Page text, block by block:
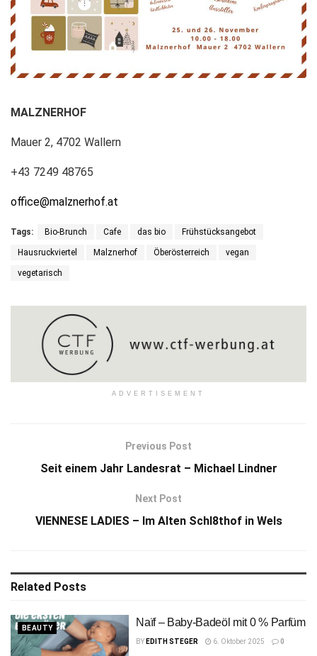
MALZNERHOF
Mauer 2, 4702 Wallern
+43 7249 48765
office@malznerhof.at
Tags: Bio-Brunch Cafe das bio Frühstücksangebot
Hausruckviertel Malznerhof Öberösterreich vegan
vegetarisch
ADVERTISEMENT
Previous Post
Seit einem Jahr Landesrat – Michael Lindner
Next Post
VIENNESE LADIES – Im Alten Schl8thof in Wels
Related Posts
BEAUTY Naïf – Baby-Badeöl mit 0 % Parfüm
BY EDITH STEGER 6. Oktober 2025 0